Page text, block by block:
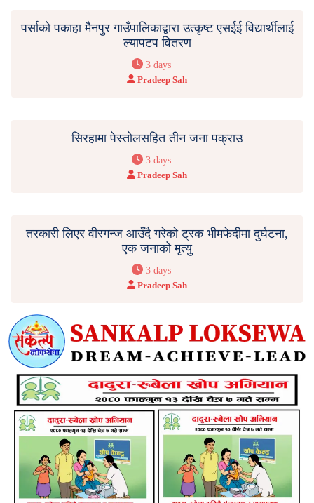
पर्साको पकाहा मैनपुर गाउँपालिकाद्वारा उत्कृष्ट एसईई विद्यार्थीलाई
ल्यापटप वितरण
3 days
Pradeep Sah
सिरहामा पेस्तोलसहित तीन जना पक्राउ
3 days
Pradeep Sah
तरकारी लिएर वीरगन्ज आउँदै गरेको ट्रक भीमफेदीमा दुर्घटना,
एक जनाको मृत्यु
3 days
Pradeep Sah